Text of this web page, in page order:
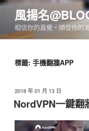
跳
要
風揚名
相信你的直覺‧順從你的
標籤: 手機翻牆APP
發
佈
於
2018 年 01 月 13 日
NordVPN一鍵翻